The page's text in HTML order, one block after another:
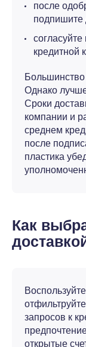
после
подпишите
кредитной
Большинство
Однако
Сроки
компании и
среднем
после
пластика
Как
запросов к
открытые